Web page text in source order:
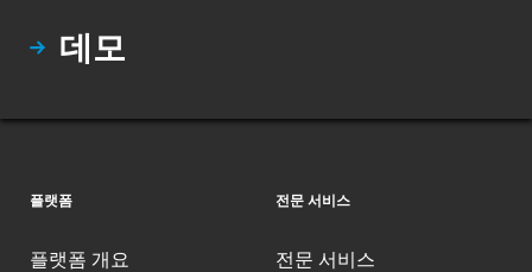
데모
플랫폼
플랫폼 개요
전문 서비스
전문 서비스